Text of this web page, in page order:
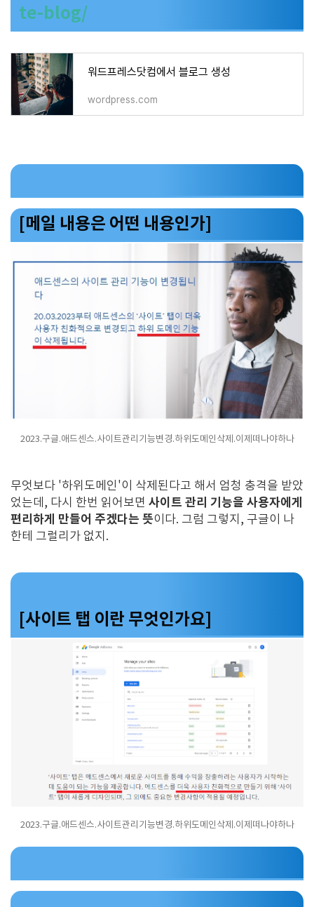
te-blog/
워드프레스닷컴에서 블로그 생성
wordpress.com
[메일 내용은 어떤 내용인가]
2023.구글.애드센스.사이트관리기능변경.하위도메인삭제.이제떠나야하나
무엇보다 '하위도메인'이 삭제된다고 해서 엄청 충격을 받았
었는데, 다시 한번 읽어보면 사이트 관리 기능을 사용자에게
편리하게 만들어 주겠다는 뜻이다. 그럼 그렇지, 구글이 나
한테 그럴리가 없지.
[사이트 탭 이란 무엇인가요]
2023.구글.애드센스.사이트관리기능변경.하위도메인삭제.이제떠나야하나